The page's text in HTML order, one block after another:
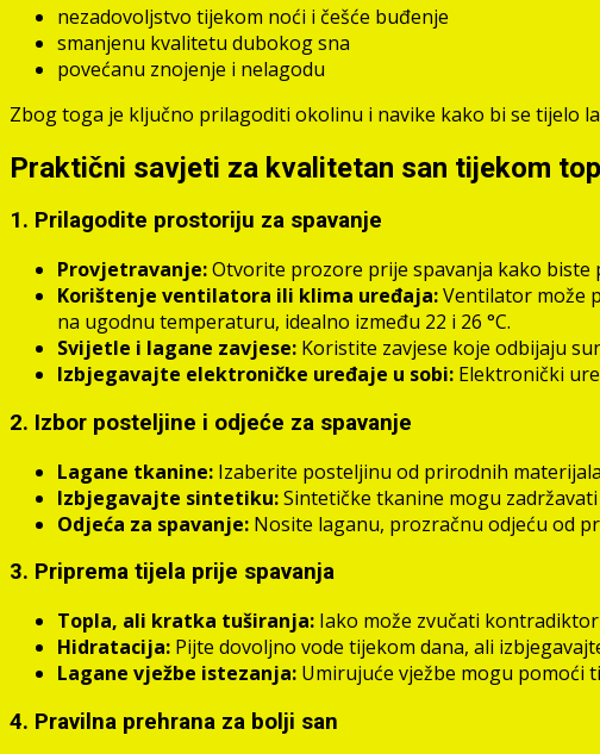
nezadovoljstvo tijekom noći i češće buđenje
smanjenu kvalitetu dubokog sna
povećanu znojenje i nelagodu
Zbog toga je ključno prilagoditi okolinu i navike kako bi se tijelo
Praktični savjeti za kvalitetan san tijekom
1. Prilagodite prostoriju za spavanje
Provjetravanje:Otvorite prozore prije spavanja kako
Korištenje ventilatora ili klima uređaja:Ventilator može
na ugodnu temperaturu, idealno između 22 i 26 °C.
Svijetle i lagane zavjese: Koristite zavjese koje odbijaju
Izbjegavajte elektroničke uređaje u sobi: Elektronički
2. Izbor posteljine i odjeće za spavanje
Lagane tkanine: Izaberite posteljinu od prirodnih
Izbjegavajte sintetiku:Sintetičke tkanine mogu
Odjeća za spavanje: Nosite laganu, prozračnu odjeću od
3. Priprema tijela prije spavanja
Topla, ali kratka tuširanja: Iako može zvučati
Hidratacija: Pijte dovoljno vode tijekom dana, ali
Lagane vježbe istezanja: Umirujuće vježbe mogu pomoći
4. Pravilna prehrana za bolji san